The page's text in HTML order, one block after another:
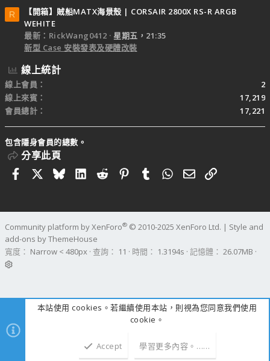
R
【開箱】賊船MATX海景殼 | CORSAIR 2800X RS-R ARGB
WEHITE
最新：RickWang0412
星期五，21:35
新型 Case 安裝發表及硬體改裝
線上統計
線上會員
2
線上來賓
17,219
會員總計
17,221
包含隱身會員的總數。
分享此頁
FacebookBlueskyLinkedIn
RedditPinterestTumblrWhatsApp
電子郵件
連結
Community platform by XenForo® © 2010-2025 XenForo Ltd. | Style and
add-ons by ThemeHouse
寬度
查詢 11 時間 1.3194s 記憶體 26.07MB
本站使用 cookies。若繼續使用本站，則視為您同意我們使用
cookie。
Accept 學習更多內容。……